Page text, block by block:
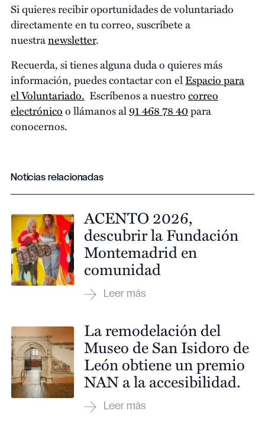
Si quieres recibir oportunidades de voluntariado
directamente en tu correo, suscríbete a
nuestranewsletter.
Recuerda, si tienes alguna duda o quieres más
información, puedes contactar con elEspacio para
el Voluntariado. Escríbenos a nuestrocorreo
electrónicoo llámanos al91 468 78 40para
conocernos.
Noticias relacionadas
ACENTO 2026,
descubrir la Fundación
Montemadrid en
comunidad
La remodelación del
Museo de San Isidoro de
León obtiene un premio
NAN a la accesibilidad.